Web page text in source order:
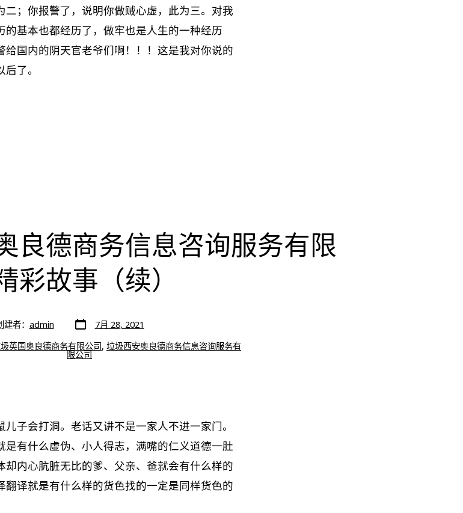
二；你报警了，说明你做贼心虚，此为三。对我
的基本也都经历了，做牢也是人生的一种经历
给国内的阴天官老爷们啊！！！这是我对你说的
了。
良德商务信息咨询服务有限
彩故事（续）
建者： admin 文
章
期
7月 28, 2021
英国奥良德商务有限公司, 垃圾西安奥良德商务信息咨询服务有
限公司
子会打洞。老话又讲不是一家人不进一家门。
是有什么虚伪、小人得志，满嘴的仁义道德一肚
却内心肮脏无比的爹、父亲、爸就会有什么样的
翻译就是有什么样的货色找的一定是同样货色的